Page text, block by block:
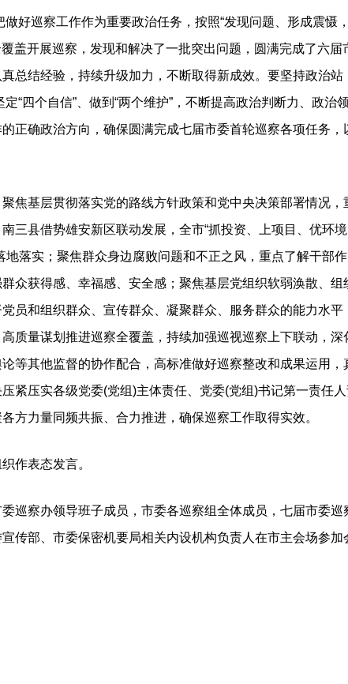
巡察工作作为重要政治任务，按照“发现问题、形成震慑
盖开展巡察，发现和解决了一批突出问题，圆满完成了六届
总结经验，持续升级加力，不断取得新成效。要坚持政治站
“四个自信”、做到“两个维护”，不断提高政治判断力、政治
正确政治方向，确保圆满完成七届市委首轮巡察各项任务，
基层贯彻落实党的路线方针政策和党中央决策部署情况，
三县借势雄安新区联动发展，全市“抓投资、上项目、优环境
落实；聚焦群众身边腐败问题和不正之风，重点了解干部作
众获得感、幸福感、安全感；聚焦基层党组织软弱涣散、组
员和组织群众、宣传群众、凝聚群众、服务群众的能力水平
质量谋划推进巡察全覆盖，持续加强巡视巡察上下联动，深
等其他监督的协作配合，高标准做好巡察整改和成果运用，
紧压实各级党委(党组)主体责任、党委(党组)书记第一责任
方力量同频共振、合力推进，确保巡察工作取得实效。
作表态发言。
察办领导班子成员，市委各巡察组全体成员，七届市委巡
传部、市委保密机要局相关内设机构负责人在市主会场参加